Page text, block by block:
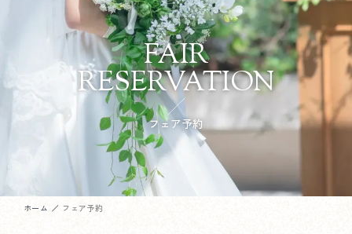
FAIR
RESERVATION
フェア予約
ホーム フェア予約